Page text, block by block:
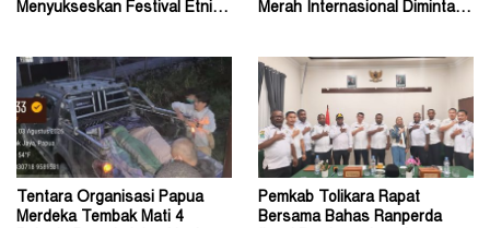
Menyukseskan Festival Etnik
Merah Internasional Diminta
Tentara Organisasi Papua
Merdeka Tembak Mati 4
Pemkab Tolikara Rapat
Bersama Bahas Ranperda